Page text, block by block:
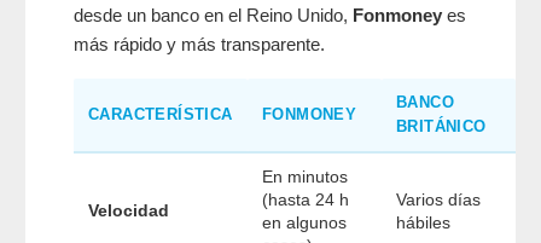
desde un banco en el Reino Unido, Fonmoney es
más rápido y más transparente.
CARACTERÍSTICA FONMONEY
BANCO
BRITÁNICO
Velocidad
En minutos
(hasta 24 h
en algunos
Varios días
hábiles